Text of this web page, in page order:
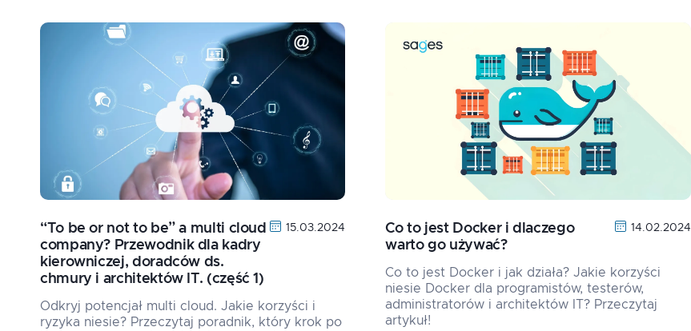
“To be or not to be” a multi cloud
company? Przewodnik dla kadry
kierowniczej, doradców ds.
chmury i architektów IT. (część 1)
15.03.2024
Odkryj potencjał multi cloud. Jakie korzyści i
ryzyka niesie? Przeczytaj poradnik, który krok po
Co to jest Docker i dlaczego
warto go używać?
14.02.2024
Co to jest Docker i jak działa? Jakie korzyści
niesie Docker dla programistów, testerów,
administratorów i architektów IT? Przeczytaj
artykuł!